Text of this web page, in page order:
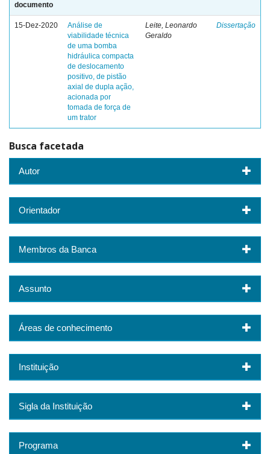
documento
15-Dez-2020
Análise de
viabilidade técnica
de uma bomba
hidráulica compacta
de deslocamento
positivo, de pistão
axial de dupla ação,
acionada por
tomada de força de
um trator
Leite, Leonardo
Geraldo
Dissertação
Busca facetada
Autor
Orientador
Membros da Banca
Assunto
Áreas de conhecimento
Instituição
Sigla da Instituição
Programa